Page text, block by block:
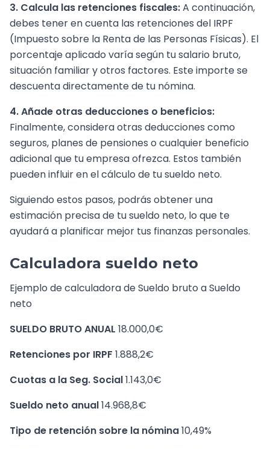
3. Calcula las retenciones fiscales:A continuación,
debes tener en cuenta las retenciones del IRPF
(Impuesto sobre la Renta de las Personas Físicas). El
porcentaje aplicado varía según tu salario bruto,
situación familiar y otros factores. Este importe se
descuenta directamente de tu nómina.
4. Añade otras deducciones o beneficios:
Finalmente, considera otras deducciones como
seguros, planes de pensiones o cualquier beneficio
adicional que tu empresa ofrezca. Estos también
pueden influir en el cálculo de tu sueldo neto.
Siguiendo estos pasos, podrás obtener una
estimación precisa de tu sueldo neto, lo que te
ayudará a planificar mejor tus finanzas personales.
Calculadora sueldo neto
Ejemplo de calculadora de Sueldo bruto a Sueldo
neto
SUELDO BRUTO ANUAL 18.000,0€
Retenciones por IRPF 1.888,2€
Cuotas a la Seg. Social1.143,0€
Sueldo neto anual14.968,8€
Tipo de retención sobre la nómina10,49%